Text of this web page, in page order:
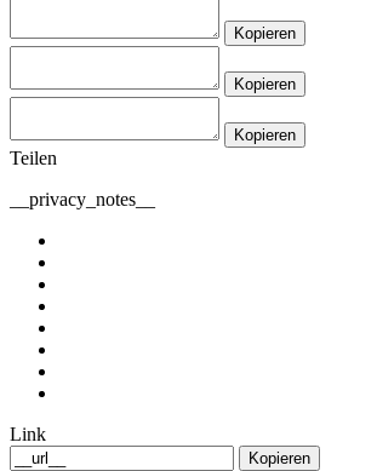
Kopieren
Kopieren
Kopieren
Teilen
__privacy_notes__
Link
Kopieren